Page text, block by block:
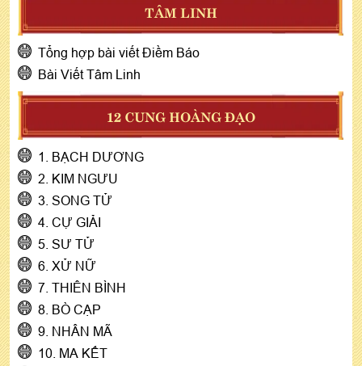
TÂM LINH
Tổng hợp bài viết Điềm Báo
Bài Viết Tâm Linh
12 CUNG HOÀNG ĐẠO
1. BẠCH DƯƠNG
2. KIM NGƯU
3. SONG TỬ
4. CỰ GIẢI
5. SƯ TỬ
6. XỬ NỮ
7. THIÊN BÌNH
8. BÒ CẠP
9. NHÂN MÃ
10. MA KẾT